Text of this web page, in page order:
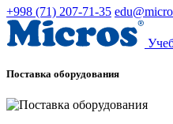
+998 (71) 207-71-35
Поставка оборудования